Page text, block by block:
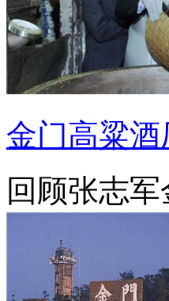
金门高粱
回顾张志